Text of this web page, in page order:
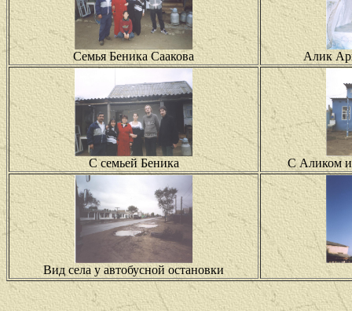
Семья Беника Саакова Алик
С семьей Беника С Аликом и
Вид села у автобусной остановки